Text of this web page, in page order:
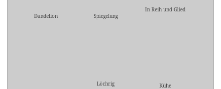
Dandelion Spiegelung
In Reih und Glied
Löchrig Kühe